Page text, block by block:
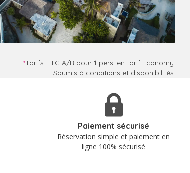
*Tarifs TTC A/R pour 1 pers. en tarif Economy.
Soumis à conditions et disponibilités.
Paiement sécurisé
Réservation simple et paiement en
ligne 100% sécurisé